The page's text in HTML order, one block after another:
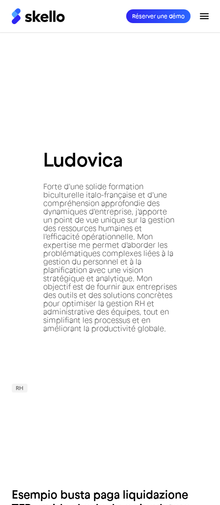
Réserver une démo
Ludovica
Forte d'une solide formation
biculturelle italo-française et d'une
compréhension approfondie des
dynamiques d'entreprise, j'apporte
un point de vue unique sur la gestion
des ressources humaines et
l'efficacité opérationnelle. Mon
expertise me permet d'aborder les
problématiques complexes liées à la
gestion du personnel et à la
planification avec une vision
stratégique et analytique. Mon
objectif est de fournir aux entreprises
des outils et des solutions concrètes
pour optimiser la gestion RH et
administrative des équipes, tout en
simplifiant les processus et en
améliorant la productivité globale.
RH
Esempio busta paga liquidazione